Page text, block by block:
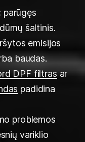
parūgęs
šaltinis.
emisijos
baudas.
DPF filtrasar
padidina
problemos
variklio